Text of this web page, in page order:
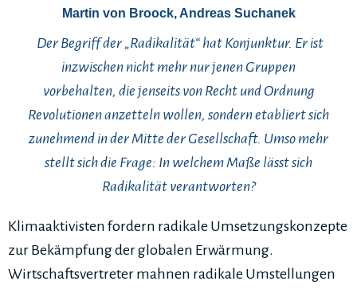
Martin von Broock, Andreas Suchanek
Der Begriff der „Radikalität“ hat Konjunktur. Er ist
inzwischen nicht mehr nur jenen Gruppen
vorbehalten, die jenseits von Recht und Ordnung
Revolutionen anzetteln wollen, sondern etabliert sich
zunehmend in der Mitte der Gesellschaft. Umso mehr
stellt sich die Frage: In welchem Maße lässt sich
Radikalität verantworten?
Klimaaktivisten fordern radikale Umsetzungskonzepte
zur Bekämpfung der globalen Erwärmung.
Wirtschaftsvertreter mahnen radikale Umstellungen